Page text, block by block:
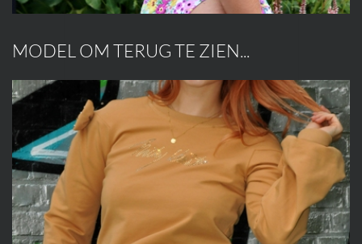
MODEL OM TERUG TE ZIEN...